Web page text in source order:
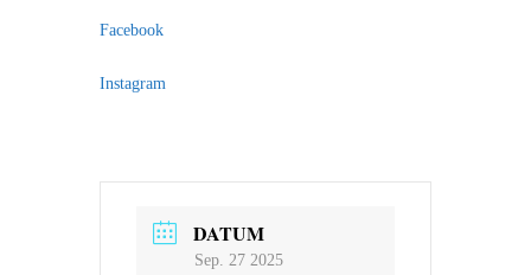
Facebook
Instagram
DATUM
Sep. 27 2025